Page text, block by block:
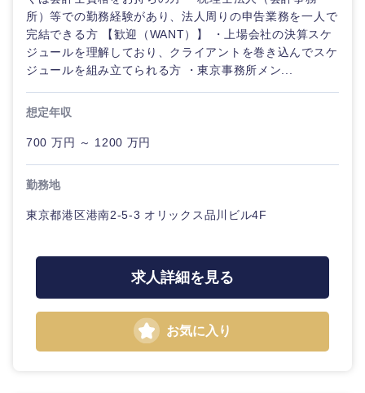
所）等での勤務経験があり、法人周りの申告業務を一人で
完結できる方 【歓迎（WANT）】 ・上場会社の決算スケ
ジュールを理解しており、クライアントを巻き込んでスケ
ジュールを組み立てられる方 ・東京事務所メン...
想定年収
700 万円 ～ 1200 万円
勤務地
東京都港区港南2-5-3 オリックス品川ビル4F
求人詳細を見る
お気に入り